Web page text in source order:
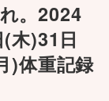
。2024
木)31日
)体重記録